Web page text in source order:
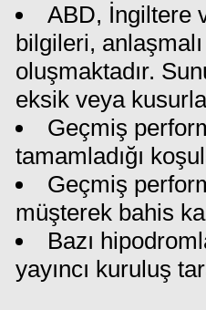
ABD, İngiltere
bilgileri,
oluşmaktadır.
eksik veya
Geçmiş
tamamladığı
Geçmiş
müşterek bahis
Bazı
yayıncı kuruluş